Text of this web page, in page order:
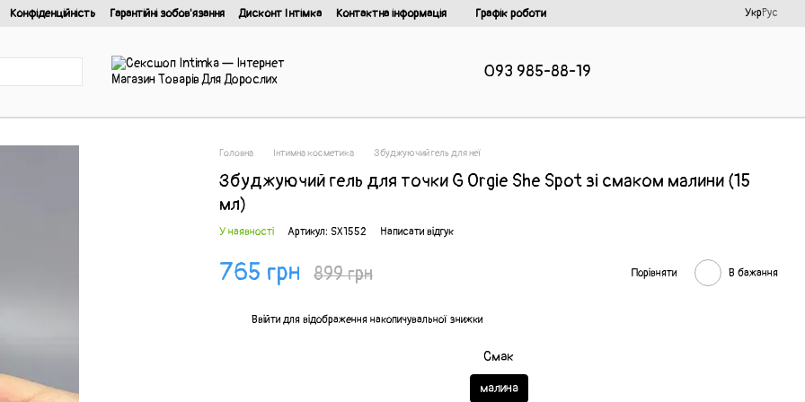
Конфіденційність Гарантійні зобов'язання Дисконт Інтімка Контактна інформація
Графік роботи
УкрРус
093 985-88-19
Головна Інтимна косметика Збуджуючий гель для неї
Збуджуючий гель для точки G Orgie She Spot зі смаком малини (15
мл)
У наявності Артикул: SX1552 Написати відгук
765 грн 899 грн Порівняти В бажання
Ввійти для відображення накопичувальної знижки
Смак
малина